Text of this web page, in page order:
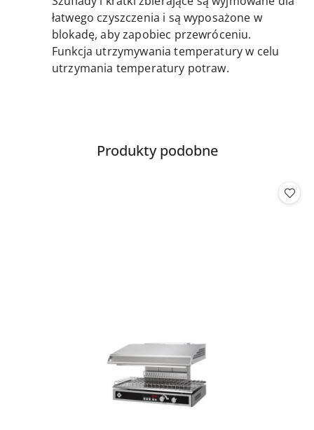
łatwego czyszczenia i są wyposażone w
blokadę, aby zapobiec przewróceniu.
Funkcja utrzymywania temperatury w celu
utrzymania temperatury potraw.
Pomiń karuzelę produktów
Produkty
Produkty podobne